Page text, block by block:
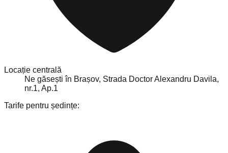
Locație centrală
Ne găsești în Brașov, Strada Doctor Alexandru Davila,
nr.1, Ap.1
Tarife pentru ședințe: